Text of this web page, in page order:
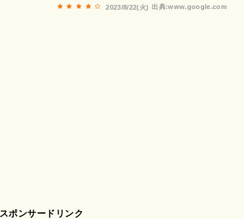
出典:www.google.com
2023/8/22(火)
スポンサードリンク